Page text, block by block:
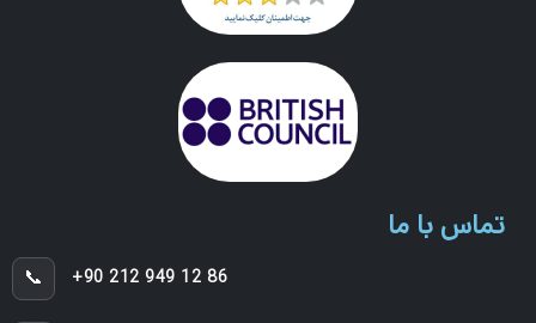
تماس با ما
📞 +90 212 949 12 86